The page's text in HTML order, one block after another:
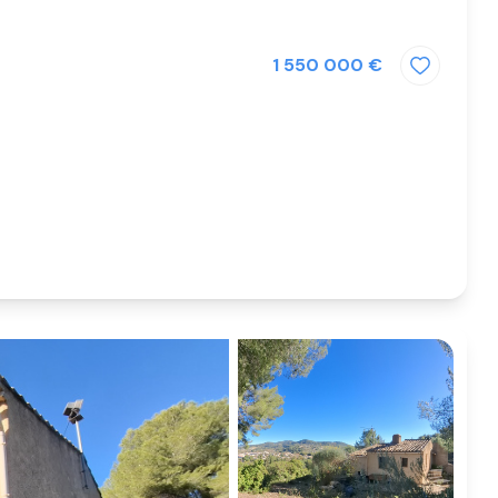
1 550 000 €